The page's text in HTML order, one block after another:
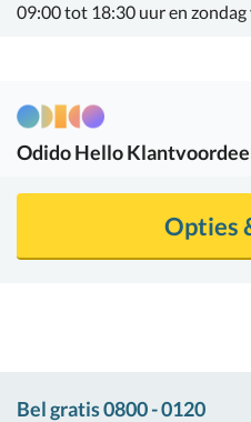
09:00 tot 18:30 uur en
OdidoHello
Opties
Bel gratis 0800 - 0120